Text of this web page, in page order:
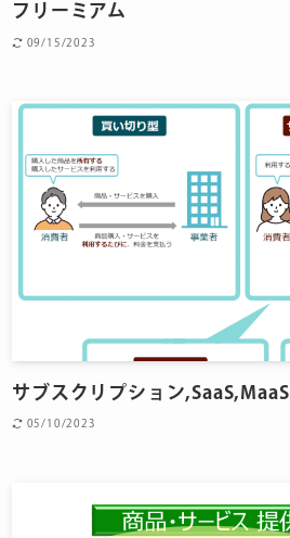
フリーミアム
09/15/2023
サブスクリプション,SaaS,MaaS
05/10/2023